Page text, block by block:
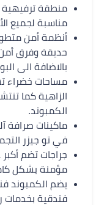
منطقة ترفيهية
مناسبة لجميع
أنظمة أمن
حديقة وفرق
بالاضافة الى
مساحات خضراء
الزاهية كما
الكمبوند.
ماكينات صرافة
في تو جيزر
جراجات تضم
مؤمنة بشكل
يضم الكمبوند
فندقية بخدمات